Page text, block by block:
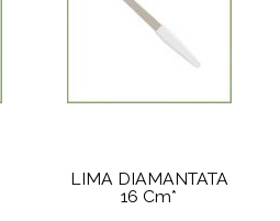
LIMA DIAMANTATA
16 Cm*